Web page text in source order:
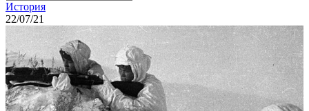
История
22/07/21